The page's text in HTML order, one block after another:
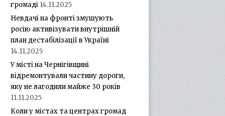
громаді 14.11.2025
Невдачі на фронті змушують
росію активізувати внутрішній
план дестабілізації в Україні
14.11.2025
У місті на Чернігівщині
відремонтували частину дороги,
яку не лагодили майже 30 років
11.11.2025
Коли у містах та центрах громад